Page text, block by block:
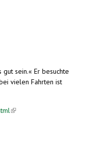
sein.« Er besuchte
vielen Fahrten ist
(link is external)